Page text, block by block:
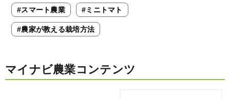
#スマート農業 #ミニトマト
#農家が教える栽培方法
マイナビ農業コンテンツ